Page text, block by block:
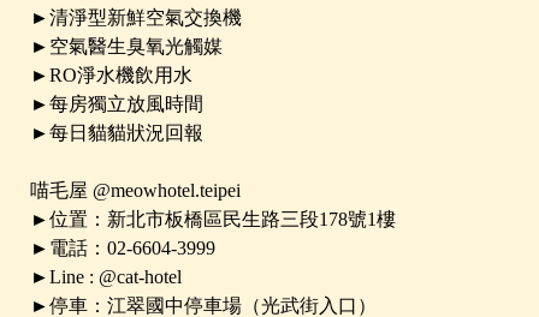
►清淨型新鮮空氣交換機
►空氣醫生臭氧光觸媒
►RO淨水機飲用水
►每房獨立放風時間
►每日貓貓狀況回報
喵毛屋 @meowhotel.teipei
►位置：新北市板橋區民生路三段178號1樓
►電話：02-6604-3999
►Line : @cat-hotel
►停車：江翠國中停車場（光武街入口）